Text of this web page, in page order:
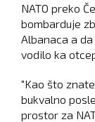
NATO preko
bombarduje
Albanaca a
vodilo ka
"Kao što
bukvalno
prostor za